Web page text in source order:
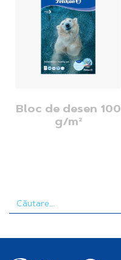
Bloc de desen 100
g/m²